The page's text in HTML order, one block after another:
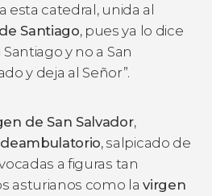
esta catedral, unida al
Santiago, pues ya lo dice
y no a San
y deja al Señor”.
de San Salvador,
deambulatorio, salpicado de
a figuras tan
asturianos como lavirgen